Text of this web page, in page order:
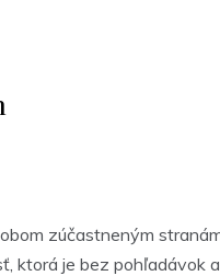
zúčastneným
ktorá je bez